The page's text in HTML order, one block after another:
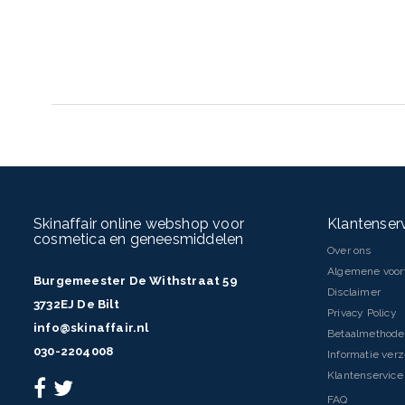
Skinaffair online webshop voor
cosmetica en geneesmiddelen
Burgemeester De Withstraat 59
3732EJ De Bilt
info@skinaffair.nl
030-2204008
Over ons
Algemene
Disclaimer
Privacy Policy
Informatie
FAQ